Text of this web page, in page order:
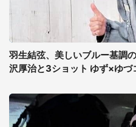
羽生結弦、美しいブルー基調
沢厚治と3ショット ゆず×ゆづ